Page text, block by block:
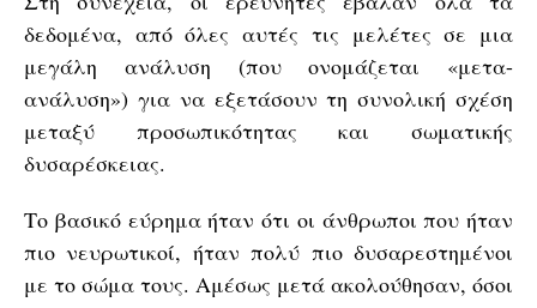
δεδομένα, από όλες αυτές τις μελέτες σε μια
μεγάλη ανάλυση (που ονομάζεται «μετα-
ανάλυση») για να εξετάσουν τη συνολική σχέση
μεταξύ προσωπικότητας και σωματικής
δυσαρέσκειας.
Το βασικό εύρημα ήταν ότι οι άνθρωποι που ήταν
πιο νευρωτικοί, ήταν πολύ πιο δυσαρεστημένοι
με το σώμα τους. Αμέσως μετά ακολούθησαν, όσοι